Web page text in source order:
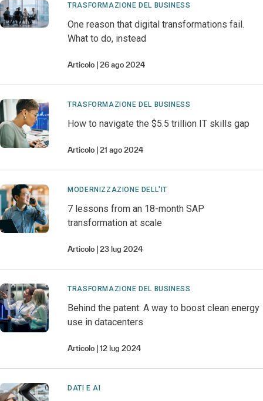
TRASFORMAZIONE DEL BUSINESS
One reason that digital transformations fail.
What to do, instead
Articolo 26 ago 2024
TRASFORMAZIONE DEL BUSINESS
How to navigate the $5.5 trillion IT skills gap
Articolo 21 ago 2024
MODERNIZZAZIONE DELL'IT
7 lessons from an 18-month SAP
transformation at scale
Articolo 23 lug 2024
TRASFORMAZIONE DEL BUSINESS
Behind the patent: A way to boost clean energy
use in datacenters
Articolo 12 lug 2024
DATI E AI